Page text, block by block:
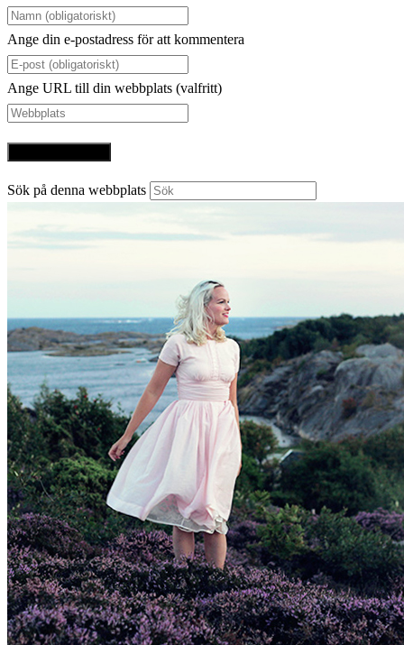
Ange din e-postadress för att kommentera
Ange URL till din webbplats (valfritt)
Sök på denna webbplats